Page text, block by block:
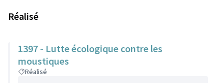
Réalisé
1397 - Lutte écologique contre les
moustiques
Réalisé